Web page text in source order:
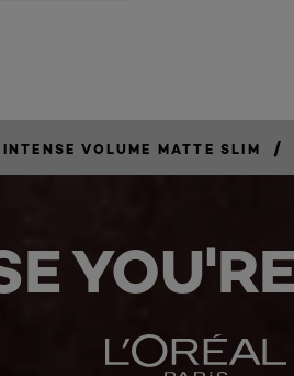
INTENSE VOLUME MATTE SLIM /